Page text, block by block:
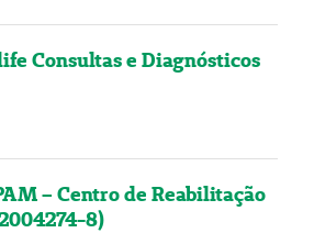
Consultas e Diagnósticos
– Centro de Reabilitação
8)